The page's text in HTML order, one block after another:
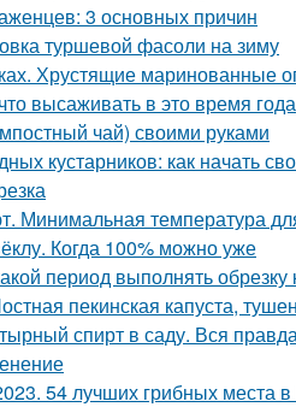
3 основных причин
туршевой фасоли на зиму
Хрустящие маринованные
высаживать в это время года
чай) своими руками
кустарников: как начать
Минимальная температура
Когда 100% можно уже
период выполнять
пекинская капуста,
спирт в саду. Вся
54 лучших грибных места в